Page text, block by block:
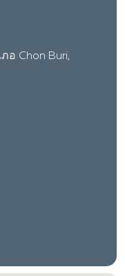
อ Chon Buri,